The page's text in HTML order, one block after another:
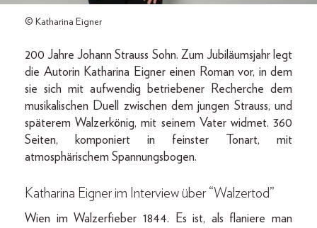
© Katharina Eigner
200 Jahre Johann Strauss Sohn. Zum Jubiläumsjahr legt
die Autorin Katharina Eigner einen Roman vor, in dem
sie sich mit aufwendig betriebener Recherche dem
musikalischen Duell zwischen dem jungen Strauss, und
späterem Walzerkönig, mit seinem Vater widmet. 360
Seiten, komponiert in feinster Tonart, mit
atmosphärischem Spannungsbogen.
Katharina Eigner im Interview über “Walzertod”
Wien im Walzerfieber 1844. Es ist, als flaniere man